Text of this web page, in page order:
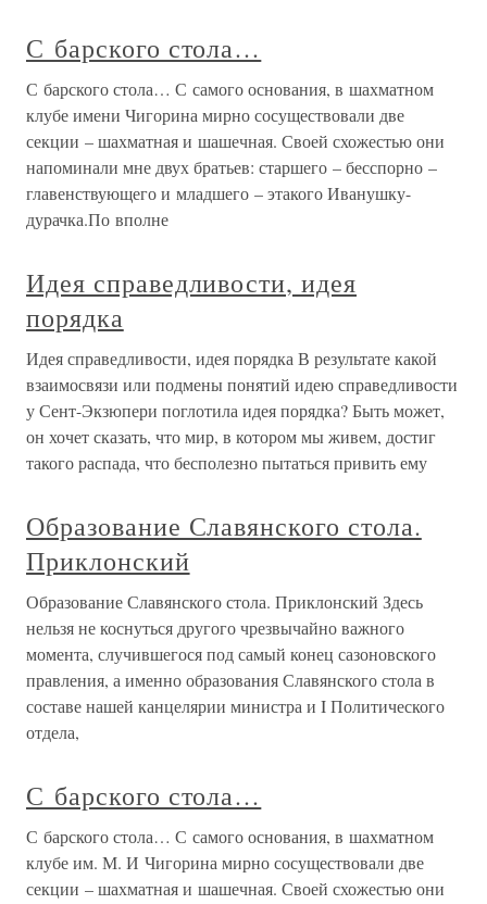
С барского стола…
С барского стола… С самого основания, в шахматном
клубе имени Чигорина мирно сосуществовали две
секции – шахматная и шашечная. Своей схожестью они
напоминали мне двух братьев: старшего – бесспорно –
главенствующего и младшего – этакого Иванушку-
дурачка.По вполне
Идея справедливости, идея
порядка
Идея справедливости, идея порядка В результате какой
взаимосвязи или подмены понятий идею справедливости
у Сент-Экзюпери поглотила идея порядка? Быть может,
он хочет сказать, что мир, в котором мы живем, достиг
такого распада, что бесполезно пытаться привить ему
Образование Славянского стола.
Приклонский
Образование Славянского стола. Приклонский Здесь
нельзя не коснуться другого чрезвычайно важного
момента, случившегося под самый конец сазоновского
правления, а именно образования Славянского стола в
составе нашей канцелярии министра и I Политического
отдела,
С барского стола…
С барского стола… С самого основания, в шахматном
клубе им. М. И Чигорина мирно сосуществовали две
секции – шахматная и шашечная. Своей схожестью они